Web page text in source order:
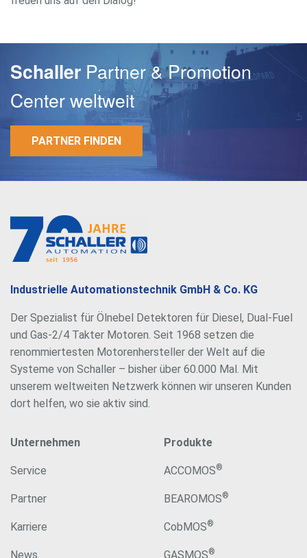
Schaller Partner & Promotion
Center weltweit
PARTNER FINDEN
Industrielle Automationstechnik GmbH & Co. KG
Der Spezialist für Ölnebel Detektoren für Diesel, Dual-Fuel
und Gas-2/4 Takter Motoren. Seit 1968 setzen die
renommiertesten Motorenhersteller der Welt auf die
Systeme von Schaller – bisher über 60.000 Mal. Mit
unserem weltweiten Netzwerk können wir unseren Kunden
dort helfen, wo sie aktiv sind.
Unternehmen
Service
Partner
Karriere
News
Produkte
ACCOMOS®
BEAROMOS®
CobMOS®
GASMOS®